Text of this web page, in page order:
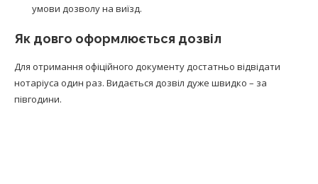
умови дозволу на виїзд.
Як довго оформлюється дозвіл
Для отримання офіційного документу достатньо відвідати
нотаріуса один раз. Видається дозвіл дуже швидко – за
півгодини.